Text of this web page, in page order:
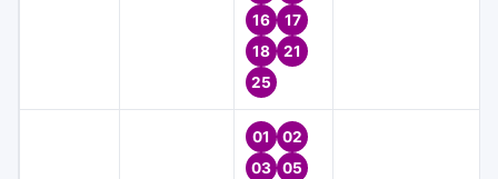
16
17
18
21
25
01
02
03
05